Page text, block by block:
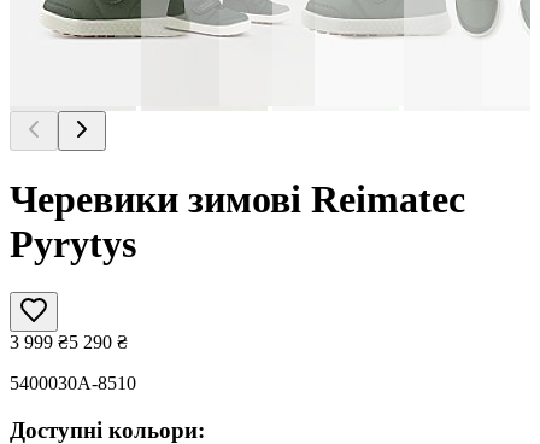
Черевики зимові Reimatec
Pyrytys
3 999 ₴5 290 ₴
5400030A-8510
Доступні кольори: